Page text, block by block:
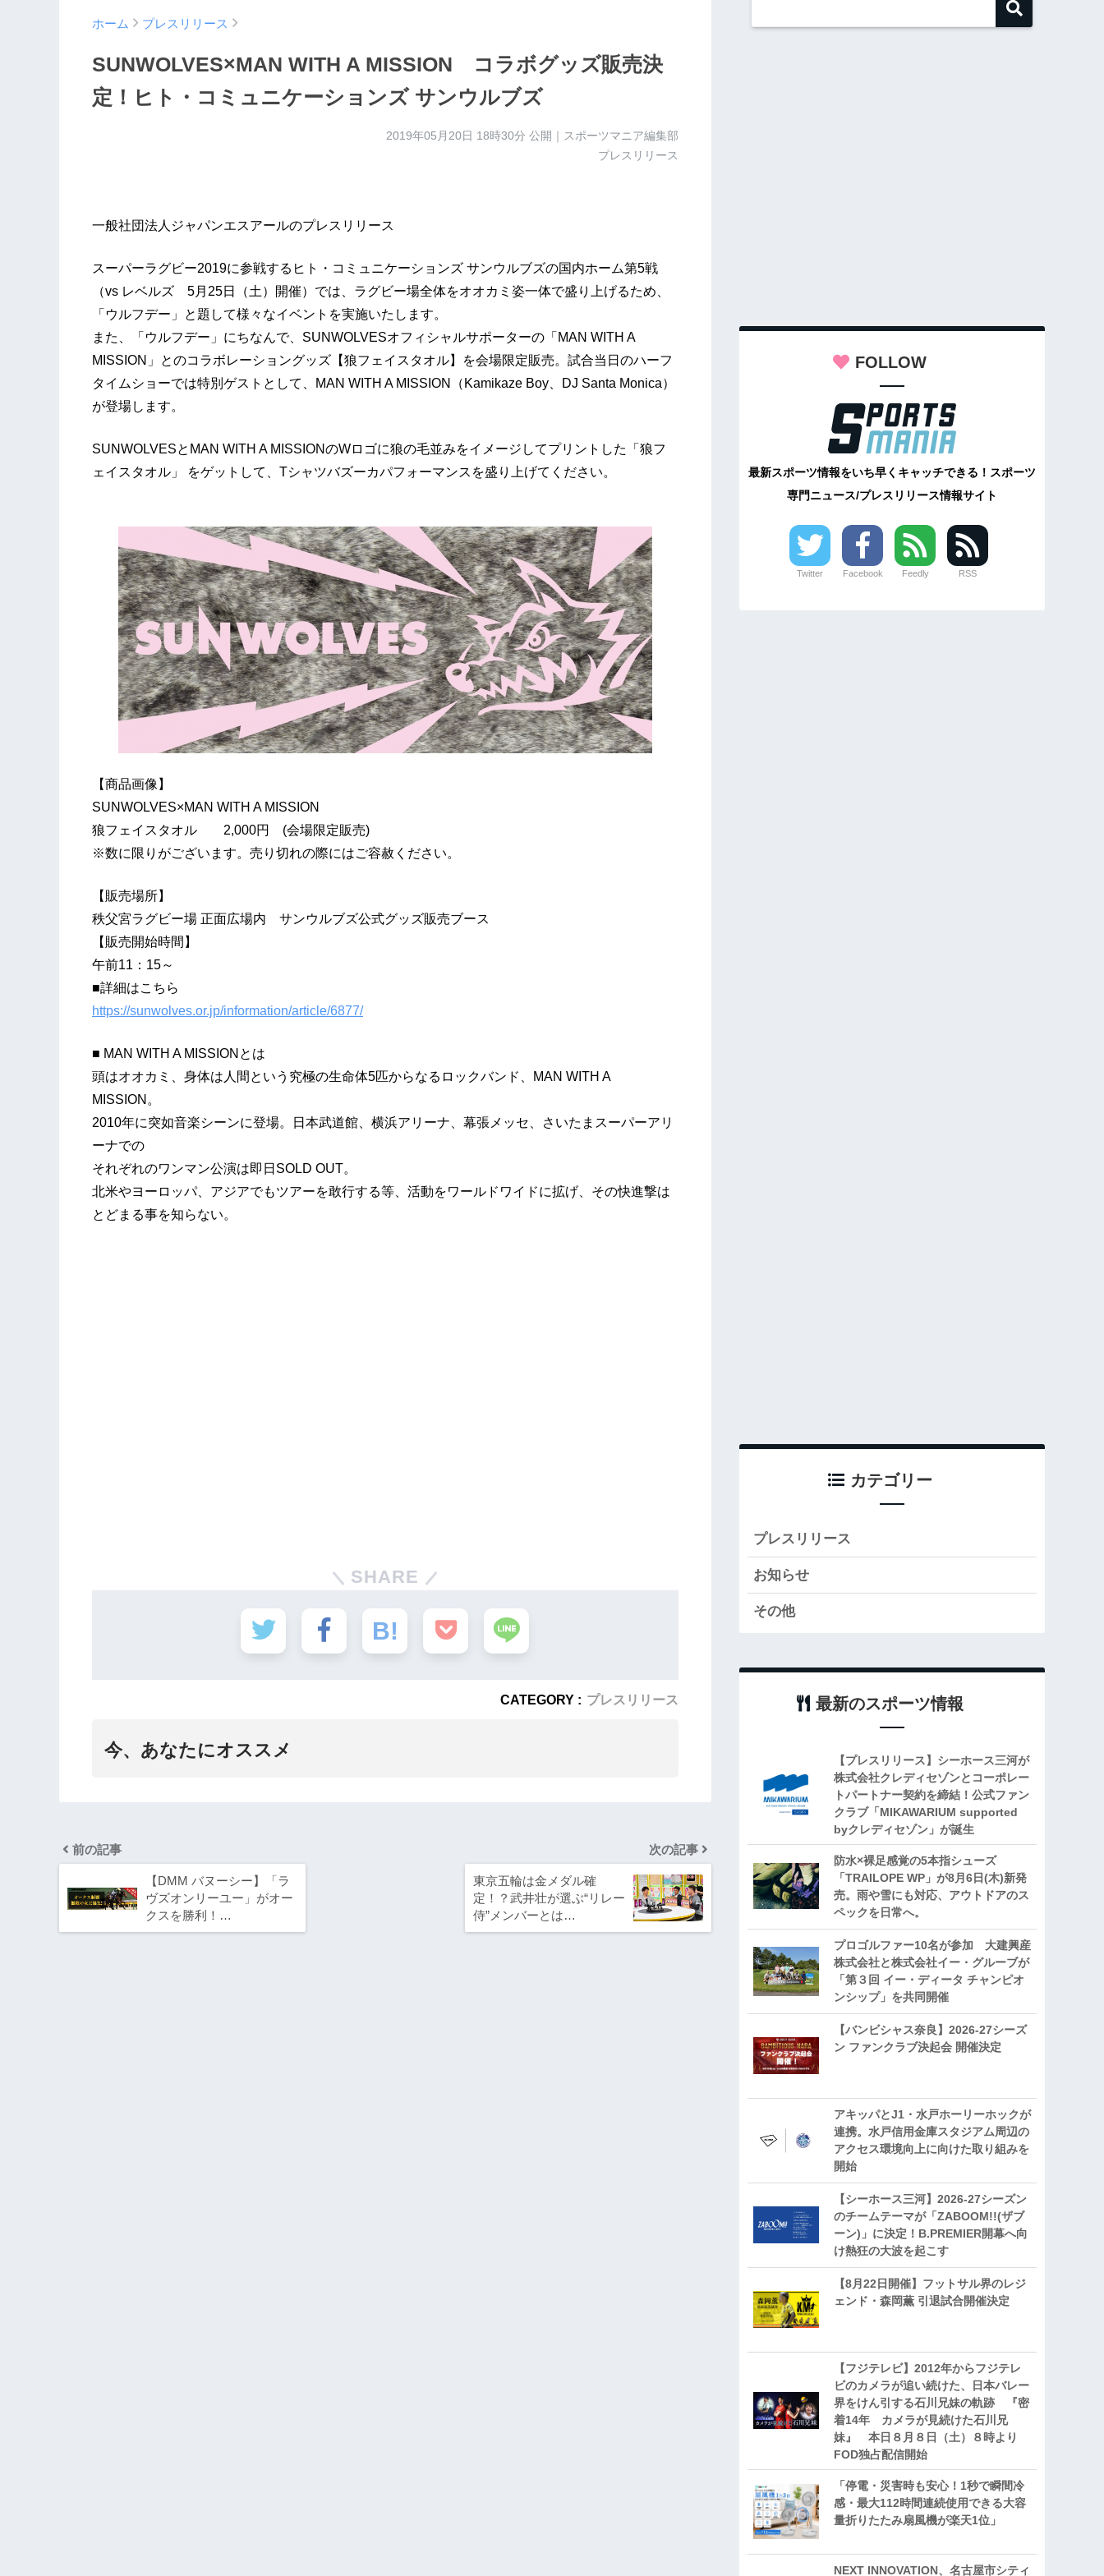
ホーム プレスリリース
SUNWOLVES×MAN WITH A MISSION コラボグッズ販売決
定！ヒト・コミュニケーションズ サンウルブズ
2019年05月20日 18時30分 公開｜スポーツマニア編集部
プレスリリース
一般社団法人ジャパンエスアールのプレスリリース
スーパーラグビー2019に参戦するヒト・コミュニケーションズ サンウルブズの国内ホーム第5戦
（vs レベルズ 5月25日（土）開催）では、ラグビー場全体をオオカミ姿一体で盛り上げるため、
「ウルフデー」と題して様々なイベントを実施いたします。
また、「ウルフデー」にちなんで、SUNWOLVESオフィシャルサポーターの「MAN WITH A
MISSION」とのコラボレーショングッズ【狼フェイスタオル】を会場限定販売。試合当日のハーフ
タイムショーでは特別ゲストとして、MAN WITH A MISSION（Kamikaze Boy、DJ Santa Monica）
が登場します。
SUNWOLVESとMAN WITH A MISSIONのWロゴに狼の毛並みをイメージしてプリントした「狼フ
ェイスタオル」 をゲットして、Tシャツバズーカパフォーマンスを盛り上げてください。
【商品画像】
SUNWOLVES×MAN WITH A MISSION
狼フェイスタオル 2,000円 (会場限定販売)
※数に限りがございます。売り切れの際にはご容赦ください。
【販売場所】
秩父宮ラグビー場 正面広場内 サンウルブズ公式グッズ販売ブース
【販売開始時間】
午前11：15～
■詳細はこちら
https://sunwolves.or.jp/information/article/6877/
■ MAN WITH A MISSIONとは
頭はオオカミ、身体は人間という究極の生命体5匹からなるロックバンド、MAN WITH A
MISSION。
2010年に突如音楽シーンに登場。日本武道館、横浜アリーナ、幕張メッセ、さいたまスーパーアリ
ーナでの
それぞれのワンマン公演は即日SOLD OUT。
北米やヨーロッパ、アジアでもツアーを敢行する等、活動をワールドワイドに拡げ、その快進撃は
とどまる事を知らない。
SHARE
CATEGORY : プレスリリース
今、あなたにオススメ
前の記事
【DMM バヌーシー】「ラ
ヴズオンリーユー」がオー
クスを勝利！…
次の記事
東京五輪は金メダル確
定！？武井壮が選ぶ“リレー
侍”メンバーとは…
FOLLOW
最新スポーツ情報をいち早くキャッチできる！スポーツ
専門ニュース/プレスリリース情報サイト
Twitter Facebook Feedly RSS
カテゴリー
プレスリリース
お知らせ
その他
最新のスポーツ情報
【プレスリリース】シーホース三河が
株式会社クレディセゾンとコーポレー
トパートナー契約を締結！公式ファン
クラブ「MIKAWARIUM supported
byクレディセゾン」が誕生
防水×裸足感覚の5本指シューズ
「TRAILOPE WP」が8月6日(木)新発
売。雨や雪にも対応、アウトドアのス
ペックを日常へ。
プロゴルファー10名が参加 大建興産
株式会社と株式会社イー・グルーブが
「第３回 イー・ディータ チャンピオ
ンシップ」を共同開催
【バンビシャス奈良】2026-27シーズ
ン ファンクラブ決起会 開催決定
アキッパとJ1・水戸ホーリーホックが
連携。水戸信用金庫スタジアム周辺の
アクセス環境向上に向けた取り組みを
開始
【シーホース三河】2026-27シーズン
のチームテーマが「ZABOOM!!(ザブ
ーン)」に決定！B.PREMIER開幕へ向
け熱狂の大波を起こす
【8月22日開催】フットサル界のレジ
ェンド・森岡薫 引退試合開催決定
【フジテレビ】2012年からフジテレ
ビのカメラが追い続けた、日本バレー
界をけん引する石川兄妹の軌跡 『密
着14年 カメラが見続けた石川兄
妹』 本日８月８日（土）８時より
FOD独占配信開始
「停電・災害時も安心！1秒で瞬間冷
感・最大112時間連続使用できる大容
量折りたたみ扇風機が楽天1位」
NEXT INNOVATION、名古屋市シティ